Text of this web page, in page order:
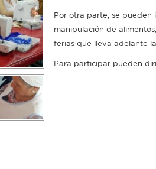
Por otra parte, se pueden
manipulación de
ferias que lleva adelante
Para participar pueden